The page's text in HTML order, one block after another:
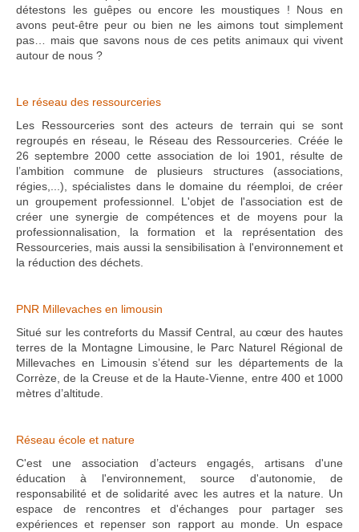
détestons les guêpes ou encore les moustiques ! Nous en
avons peut-être peur ou bien ne les aimons tout simplement
pas… mais que savons nous de ces petits animaux qui vivent
autour de nous ?
Le réseau des ressourceries
Les Ressourceries sont des acteurs de terrain qui se sont
regroupés en réseau, le Réseau des Ressourceries. Créée le
26 septembre 2000 cette association de loi 1901, résulte de
l’ambition commune de plusieurs structures (associations,
régies,...), spécialistes dans le domaine du réemploi, de créer
un groupement professionnel. L'objet de l'association est de
créer une synergie de compétences et de moyens pour la
professionnalisation, la formation et la représentation des
Ressourceries, mais aussi la sensibilisation à l'environnement et
la réduction des déchets.
PNR Millevaches en limousin
Situé sur les contreforts du Massif Central, au cœur des hautes
terres de la Montagne Limousine, le Parc Naturel Régional de
Millevaches en Limousin s’étend sur les départements de la
Corrèze, de la Creuse et de la Haute-Vienne, entre 400 et 1000
mètres d’altitude.
Réseau école et nature
C'est une association d’acteurs engagés, artisans d'une
éducation à l'environnement, source d'autonomie, de
responsabilité et de solidarité avec les autres et la nature. Un
espace de rencontres et d'échanges pour partager ses
expériences et repenser son rapport au monde. Un espace